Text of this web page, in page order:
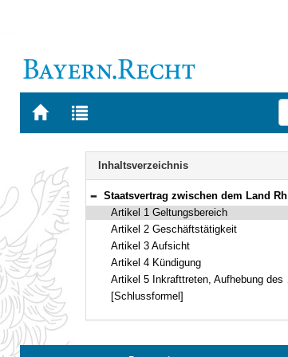
Zur
BAYERN.RECHT
Zur
letzten
Navigation
Inhaltsverzeichnis
Bereich reduzieren
Staatsvertrag zwischen dem Land Rheinland-Pfalz und dem Freistaat Bayern über die Tätigkeit der Versicherungskammer Bayern, Versicherungsanstalt des öffentlichen Rechts, der Bayerischen Landesbrandversicherung Aktiengesellschaft, des Bayerischen Versicherungsverbands Versicherungsaktiengesellschaft, der Bayerischen Beamtenkrankenkasse und der Bayern-Versicherung, Öffentliche Lebensversicherungsanstalt, im Gebiet des Landes Rheinland-Pfalz Vom 6./15. November 1995 (Art. 1–5)
Artikel 1 Geltungsbereich
Artikel 2 Geschäftstätigkeit
Artikel 3 Aufsicht
Artikel 4 Kündigung
Artikel 5 Inkrafttreten, Aufhebung des Staatsvertrags über die Bayerische Landesbrandversicherungsanstalt, Zahlung
[Schlussformel]